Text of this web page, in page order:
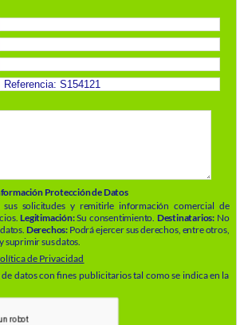
Protección de Datos
sus solicitudes y remitirle información comercial de
Legitimación:Su consentimiento. Destinatarios:No
Derechos: Podrá ejercer sus derechos, entre otros,
suprimir sus datos.
de Privacidad
datos con fines publicitarios tal como se indica en la